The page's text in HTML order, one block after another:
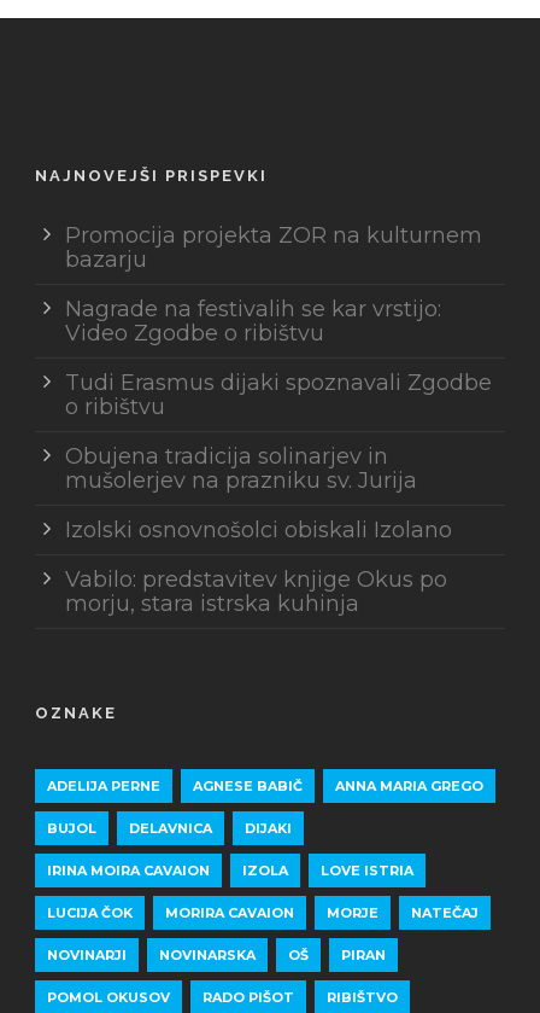
NAJNOVEJŠI PRISPEVKI
Promocija projekta ZOR na kulturnem
bazarju
Nagrade na festivalih se kar vrstijo:
Video Zgodbe o ribištvu
Tudi Erasmus dijaki spoznavali Zgodbe
o ribištvu
Obujena tradicija solinarjev in
mušolerjev na prazniku sv. Jurija
Izolski osnovnošolci obiskali Izolano
Vabilo: predstavitev knjige Okus po
morju, stara istrska kuhinja
OZNAKE
ADELIJA PERNE AGNESE BABIČ ANNA MARIA GREGO
BUJOL DELAVNICA DIJAKI
IRINA MOIRA CAVAION IZOLA LOVE ISTRIA
LUCIJA ČOK MORIRA CAVAION MORJE NATEČAJ
NOVINARJI NOVINARSKA OŠ PIRAN
POMOL OKUSOV RADO PIŠOT RIBIŠTVO